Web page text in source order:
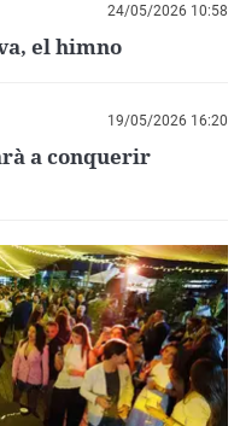
24/05/2026 10:58
el himno
19/05/2026 16:20
a conquerir